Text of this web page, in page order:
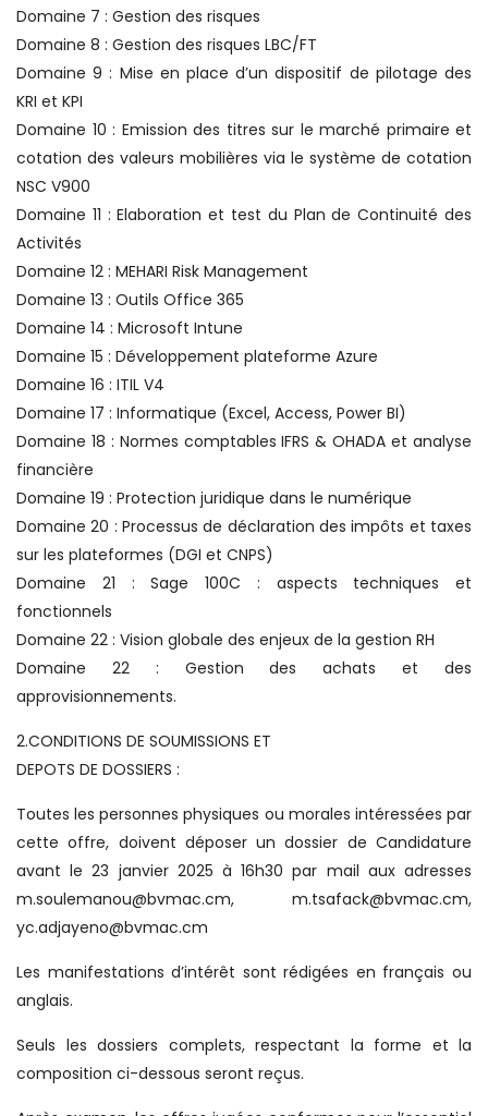
Domaine 7 : Gestion des risques
Domaine 8 : Gestion des risques LBC/FT
Domaine 9 : Mise en place d’un dispositif de pilotage des
KRI et KPI
Domaine 10 : Emission des titres sur le marché primaire et
cotation des valeurs mobilières via le système de cotation
NSC V900
Domaine 11 : Elaboration et test du Plan de Continuité des
Activités
Domaine 12 : MEHARI Risk Management
Domaine 13 : Outils Office 365
Domaine 14 : Microsoft Intune
Domaine 15 : Développement plateforme Azure
Domaine 16 : ITIL V4
Domaine 17 : Informatique (Excel, Access, Power BI)
Domaine 18 : Normes comptables IFRS & OHADA et analyse
financière
Domaine 19 : Protection juridique dans le numérique
Domaine 20 : Processus de déclaration des impôts et taxes
sur les plateformes (DGI et CNPS)
Domaine 21 : Sage 100C : aspects techniques et
fonctionnels
Domaine 22 : Vision globale des enjeux de la gestion RH
Domaine 22 : Gestion des achats et des
approvisionnements.
2.CONDITIONS DE SOUMISSIONS ET
DEPOTS DE DOSSIERS :
Toutes les personnes physiques ou morales intéressées par
cette offre, doivent déposer un dossier de Candidature
avant le 23 janvier 2025 à 16h30 par mail aux adresses
m.soulemanou@bvmac.cm, m.tsafack@bvmac.cm,
yc.adjayeno@bvmac.cm
Les manifestations d’intérêt sont rédigées en français ou
anglais.
Seuls les dossiers complets, respectant la forme et la
composition ci-dessous seront reçus.